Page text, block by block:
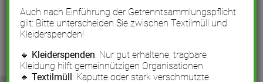
Auch nach Einführung der Getrenntsammlungspflicht
gilt: Bitte unterscheiden Sie zwischen Textilmüll und
Kleiderspenden!
🔹 Kleiderspenden: Nur gut erhaltene, tragbare
Kleidung hilft gemeinnützigen Organisationen.
🔹Textilmüll: Kaputte oder stark verschmutzte